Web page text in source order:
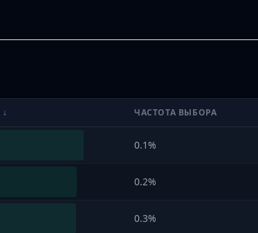
↓ ЧАСТОТА ВЫБОРА
0.1%
0.2%
0.3%